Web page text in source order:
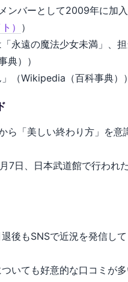
ンバーとして2009年に加
） ）
永遠の魔法少女未満」、
典））
（Wikipedia（百科事典）
ら「美しい終わり方」を意
7日、日本武道館で行われ
後もSNSで近況を発信し
いても好意的な口コミが